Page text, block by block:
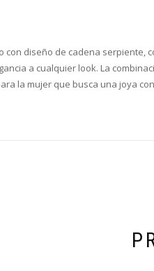
con diseño de cadena serpiente,
a cualquier look. La
la mujer que busca una joya